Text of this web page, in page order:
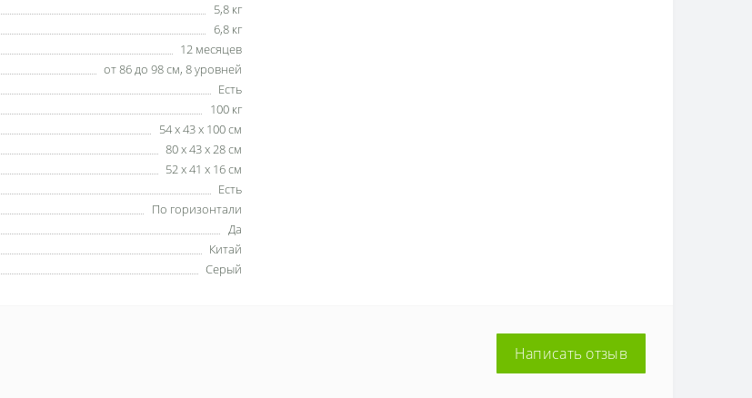
5,8 кг
6,8 кг
12 месяцев
от 86 до 98 см, 8 уровней
Есть
100 кг
54 x 43 x 100 см
80 x 43 x 28 см
52 x 41 x 16 см
Есть
По горизонтали
Да
Китай
Серый
Написать отзыв